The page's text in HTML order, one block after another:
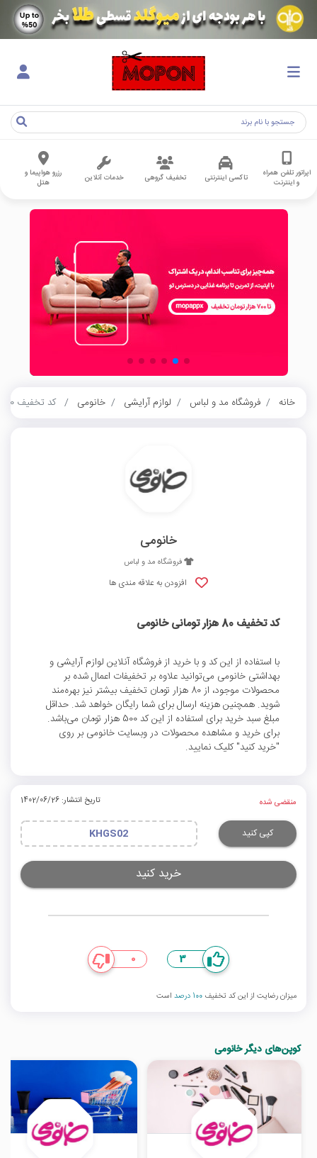
اپراتور تلفن همراه
و اینترنت
تاکسی اینترنتی تخفیف گروهی خدمات آنلاین
رزرو هواپیما و
هتل
خانه فروشگاه مد و لباس لوازم آرایشی خانومی کد تخفیف 80 هزار تومانی خانومی
خانومی
فروشگاه مد و لباس
افزودن به علاقه مندی ها
کد تخفیف 80 هزار تومانی خانومی
با استفاده از این کد و با خرید از فروشگاه آنلاین لوازم آرایشی و
بهداشتی خانومی می‌توانید علاوه بر تخفیفات اعمال شده بر
محصولات موجود، از 80 هزار تومان تخفیف بیشتر نیز بهره‌مند
شوید. همچنین هزینه ارسال برای شما رایگان خواهد شد. حداقل
مبلغ سبد خرید برای استفاده از این کد 500 هزار تومان می‌باشد.
برای خرید و مشاهده محصولات در وبسایت خانومی بر روی
"خرید کنید" کلیک نمایید.
منقضی شده تاریخ انتشار: 1402/06/26
کپی کنید KHGS02
خرید کنید
3
0
میزان رضایت از این کد تخفیف 100 درصد است
کوپن‌های دیگر خانومی